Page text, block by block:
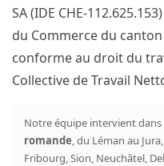
SA (IDE CHE-
du Commerce du
conforme au droit du
Collective de Travail
Notre équipe intervient dans
romande, du Léman au
Fribourg, Sion, Neuchâtel,